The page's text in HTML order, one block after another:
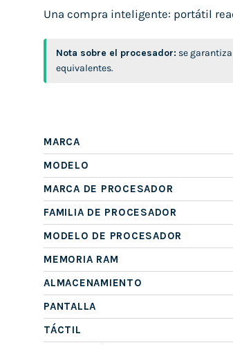
Una compra inteligente: portátil
Nota sobre el procesador: se
equivalentes.
MARCA
MODELO
MARCA DE PROCESADOR
FAMILIA DE PROCESADOR
MODELO DE PROCESADOR
MEMORIA RAM
ALMACENAMIENTO
PANTALLA
TÁCTIL